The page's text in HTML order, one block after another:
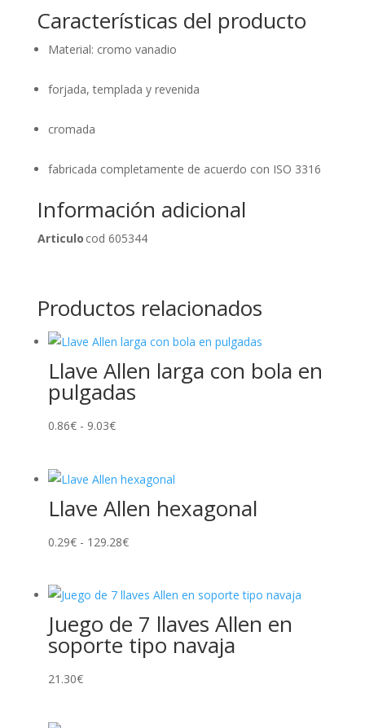
Características del producto
Material: cromo vanadio
forjada, templada y revenida
cromada
fabricada completamente de acuerdo con ISO 3316
Información adicional
Articulo cod 605344
Productos relacionados
Llave Allen larga con bola en
pulgadas
0.86€ - 9.03€Rango
desde
0.86€
9.03€
Llave Allen hexagonal
0.29€ - 129.28€Rango
desde
0.29€
hasta
Juego de 7 llaves Allen en
soporte tipo navaja
21.30€